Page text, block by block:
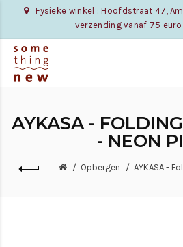
Fysieke winkel : Hoofdstraat 47,
verzending vanaf 75 euro
AYKASA -
- NEON
Opbergen AYKASA -